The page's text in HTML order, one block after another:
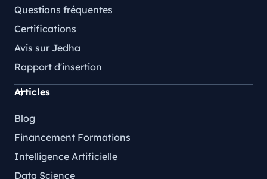
Questions fréquentes
Certifications
Avis sur Jedha
Rapport d'insertion
Articles
Blog
Financement Formations
Intelligence Artificielle
Data Science